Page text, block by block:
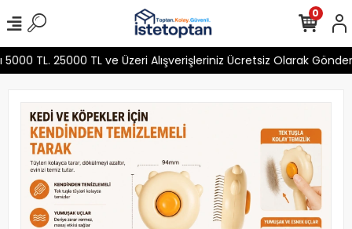
TL. 25000 TL ve Üzeri Alışverişleriniz Ücretsiz Olarak
0